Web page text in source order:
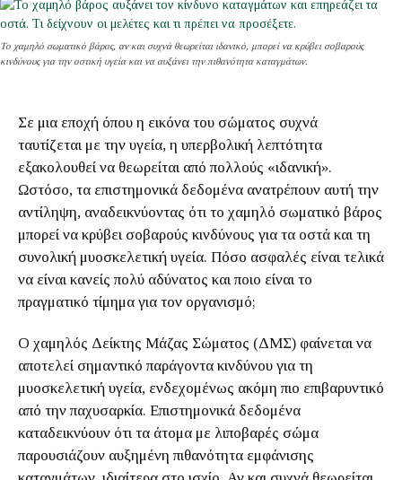
Το χαμηλό σωματικό βάρος, αν και συχνά θεωρείται ιδανικό, μπορεί να κρύβει σοβαρούς
κινδύνους για την οστική υγεία και να αυξάνει την πιθανότητα καταγμάτων.
Σε μια εποχή όπου η εικόνα του σώματος συχνά
ταυτίζεται με την υγεία, η υπερβολική λεπτότητα
εξακολουθεί να θεωρείται από πολλούς «ιδανική».
Ωστόσο, τα επιστημονικά δεδομένα ανατρέπουν αυτή την
αντίληψη, αναδεικνύοντας ότι το χαμηλό σωματικό βάρος
μπορεί να κρύβει σοβαρούς κινδύνους για τα οστά και τη
συνολική μυοσκελετική υγεία. Πόσο ασφαλές είναι τελικά
να είναι κανείς πολύ αδύνατος και ποιο είναι το
πραγματικό τίμημα για τον οργανισμό;
Ο χαμηλός Δείκτης Μάζας Σώματος (ΔΜΣ) φαίνεται να
αποτελεί σημαντικό παράγοντα κινδύνου για τη
μυοσκελετική υγεία, ενδεχομένως ακόμη πιο επιβαρυντικό
από την παχυσαρκία. Επιστημονικά δεδομένα
καταδεικνύουν ότι τα άτομα με λιποβαρές σώμα
παρουσιάζουν αυξημένη πιθανότητα εμφάνισης